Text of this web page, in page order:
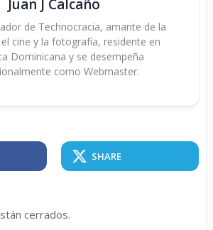
Juan J Calcaño
de Technocracia, amante de la
cine y la fotografía, residente en
Dominicana y se desempeña
como Webmaster.
SHARE
cerrados.